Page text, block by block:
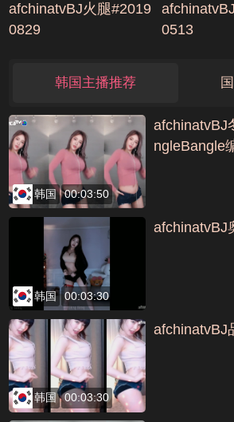
afchinatvBJ火腿#2019
0829
0513
韩国主播推荐
韩国 00:03:50
afchinatvBJ
ngleBangle
韩国 00:03:30
afchinatvBJ
韩国 00:03:30
afchinatvBJ